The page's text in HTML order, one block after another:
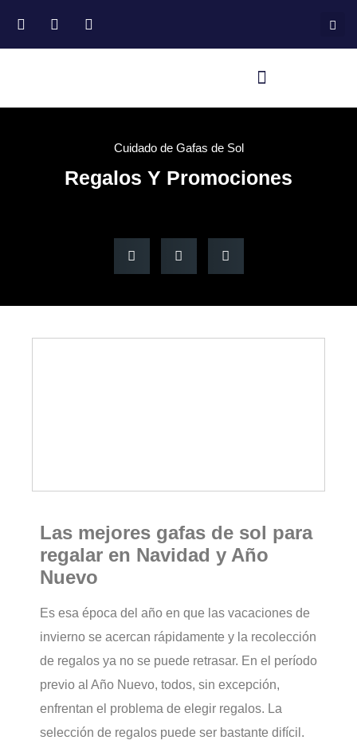
Cuidado de Gafas de Sol
Regalos Y Promociones
Las mejores gafas de sol para
regalar en Navidad y Año
Nuevo
Es esa época del año en que las vacaciones de
invierno se acercan rápidamente y la recolección
de regalos ya no se puede retrasar. En el período
previo al Año Nuevo, todos, sin excepción,
enfrentan el problema de elegir regalos. La
selección de regalos puede ser bastante difícil.